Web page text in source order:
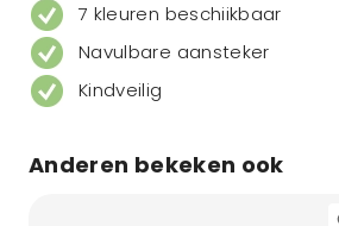
7 kleuren beschiikbaar
Navulbare aansteker
Kindveilig
Anderen bekeken ook